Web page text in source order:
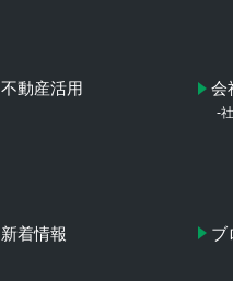
不動産活用 会
-
新着情報 ブ